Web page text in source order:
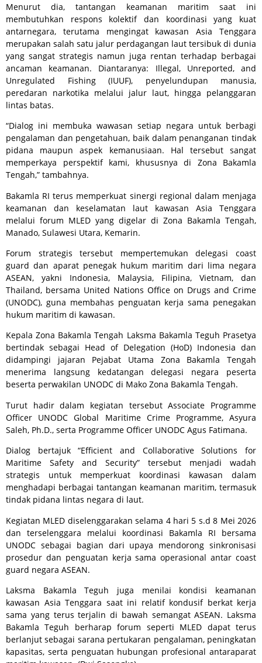
Menurut dia, tantangan keamanan maritim saat ini
membutuhkan respons kolektif dan koordinasi yang kuat
antarnegara, terutama mengingat kawasan Asia Tenggara
merupakan salah satu jalur perdagangan laut tersibuk di dunia
yang sangat strategis namun juga rentan terhadap berbagai
ancaman keamanan. Diantaranya: Illegal, Unreported, and
Unregulated Fishing (IUUF), penyelundupan manusia,
peredaran narkotika melalui jalur laut, hingga pelanggaran
lintas batas.
“Dialog ini membuka wawasan setiap negara untuk berbagi
pengalaman dan pengetahuan, baik dalam penanganan tindak
pidana maupun aspek kemanusiaan. Hal tersebut sangat
memperkaya perspektif kami, khususnya di Zona Bakamla
Tengah,” tambahnya.
Bakamla RI terus memperkuat sinergi regional dalam menjaga
keamanan dan keselamatan laut kawasan Asia Tenggara
melalui forum MLED yang digelar di Zona Bakamla Tengah,
Manado, Sulawesi Utara, Kemarin.
Forum strategis tersebut mempertemukan delegasi coast
guard dan aparat penegak hukum maritim dari lima negara
ASEAN, yakni Indonesia, Malaysia, Filipina, Vietnam, dan
Thailand, bersama United Nations Office on Drugs and Crime
(UNODC), guna membahas penguatan kerja sama penegakan
hukum maritim di kawasan.
Kepala Zona Bakamla Tengah Laksma Bakamla Teguh Prasetya
bertindak sebagai Head of Delegation (HoD) Indonesia dan
didampingi jajaran Pejabat Utama Zona Bakamla Tengah
menerima langsung kedatangan delegasi negara peserta
beserta perwakilan UNODC di Mako Zona Bakamla Tengah.
Turut hadir dalam kegiatan tersebut Associate Programme
Officer UNODC Global Maritime Crime Programme, Asyura
Saleh, Ph.D., serta Programme Officer UNODC Agus Fatimana.
Dialog bertajuk “Efficient and Collaborative Solutions for
Maritime Safety and Security” tersebut menjadi wadah
strategis untuk memperkuat koordinasi kawasan dalam
menghadapi berbagai tantangan keamanan maritim, termasuk
tindak pidana lintas negara di laut.
Kegiatan MLED diselenggarakan selama 4 hari 5 s.d 8 Mei 2026
dan terselenggara melalui koordinasi Bakamla RI bersama
UNODC sebagai bagian dari upaya mendorong sinkronisasi
prosedur dan penguatan kerja sama operasional antar coast
guard negara ASEAN.
Laksma Bakamla Teguh juga menilai kondisi keamanan
kawasan Asia Tenggara saat ini relatif kondusif berkat kerja
sama yang terus terjalin di bawah semangat ASEAN. Laksma
Bakamla Teguh berharap forum seperti MLED dapat terus
berlanjut sebagai sarana pertukaran pengalaman, peningkatan
kapasitas, serta penguatan hubungan profesional antaraparat